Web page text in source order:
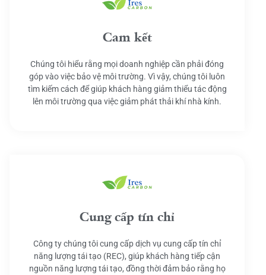
Cam kết
Chúng tôi hiểu rằng mọi doanh nghiệp cần phải đóng
góp vào việc bảo vệ môi trường. Vì vậy, chúng tôi luôn
tìm kiếm cách để giúp khách hàng giảm thiểu tác động
lên môi trường qua việc giảm phát thải khí nhà kính.
Cung cấp tín chỉ
Công ty chúng tôi cung cấp dịch vụ cung cấp tín chỉ
năng lượng tái tạo (REC), giúp khách hàng tiếp cận
nguồn năng lượng tái tạo, đồng thời đảm bảo rằng họ